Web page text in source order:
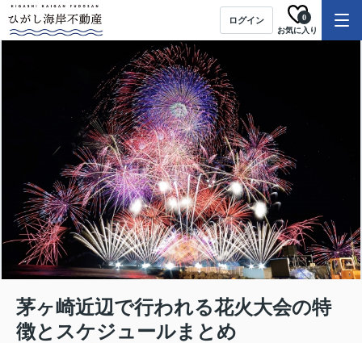
ログイン
お気に入り
0
茅ヶ崎近辺で行われる花火大会の特
徴とスケジュールまとめ